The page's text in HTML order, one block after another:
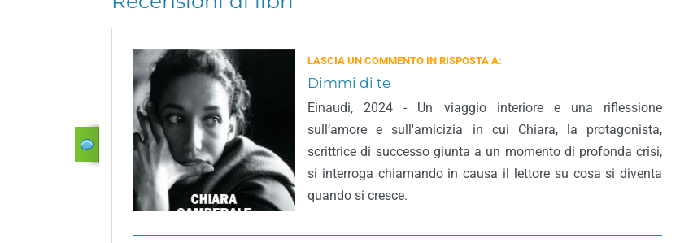
LASCIA UN COMMENTO IN RISPOSTA A:
Dimmi di te
Einaudi, 2024 - Un viaggio interiore e una riflessione
sull’amore e sull'amicizia in cui Chiara, la protagonista,
scrittrice di successo giunta a un momento di profonda crisi,
si interroga chiamando in causa il lettore su cosa si diventa
quando si cresce.